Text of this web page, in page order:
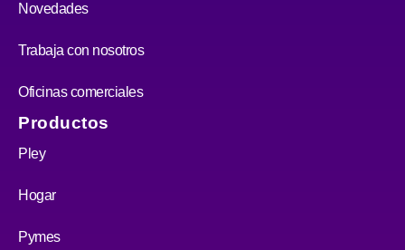
Novedades
Trabaja con nosotros
Oficinas comerciales
Productos
Pley
Hogar
Pymes